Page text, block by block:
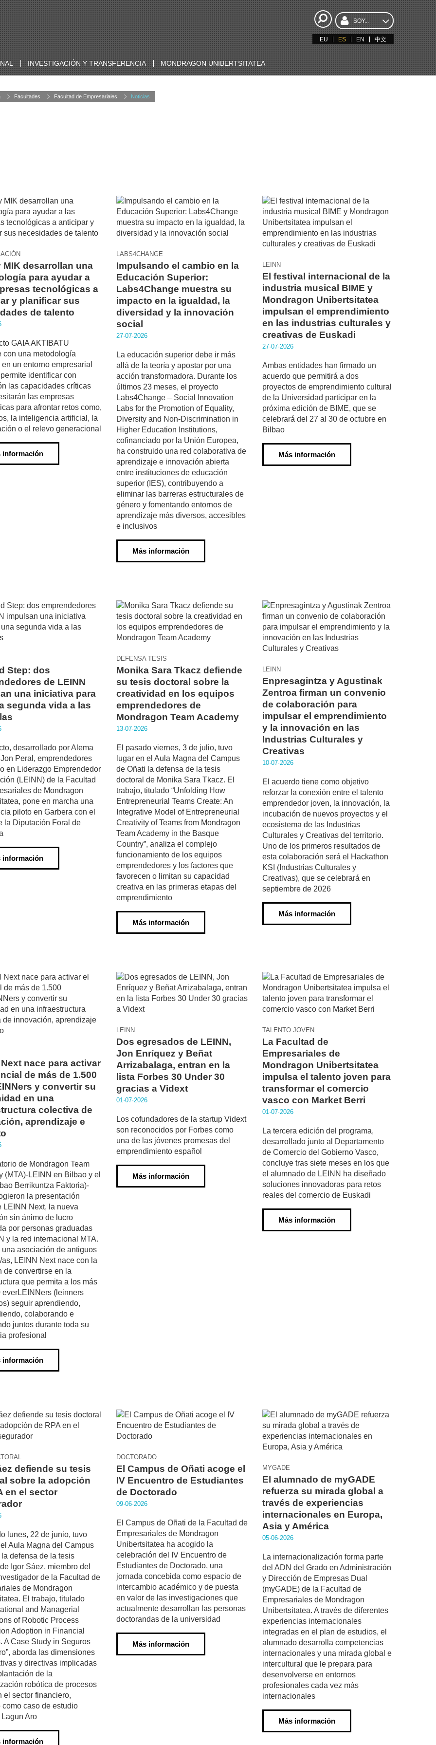
SOY...
EU ES EN 中文
INVESTIGACIÓN Y TRANSFERENCIA MONDRAGON UNIBERTSITATEA
Facultades Facultad de Empresariales Noticias
MIK desarrollan una
para ayudar a
tecnológicas a
y planificar sus
de talento
GAIA AKTIBATU
con una metodología
un entorno empresarial
identificar con
las capacidades críticas
las empresas
para afrontar retos como,
la inteligencia artificial, la
o el relevo generacional
información
LABS4CHANGE
Impulsando el cambio en la
Educación Superior:
Labs4Change muestra su
impacto en la igualdad, la
diversidad y la innovación
social
27·07·2026
La educación superior debe ir más
allá de la teoría y apostar por una
acción transformadora. Durante los
últimos 23 meses, el proyecto
Labs4Change – Social Innovation
Labs for the Promotion of Equality,
Diversity and Non-Discrimination in
Higher Education Institutions,
cofinanciado por la Unión Europea,
ha construido una red colaborativa de
aprendizaje e innovación abierta
entre instituciones de educación
superior (IES), contribuyendo a
eliminar las barreras estructurales de
género y fomentando entornos de
aprendizaje más diversos, accesibles
e inclusivos
Más información
LEINN
El festival internacional de la
industria musical BIME y
Mondragon Unibertsitatea
impulsan el emprendimiento
en las industrias culturales y
creativas de Euskadi
27·07·2026
Ambas entidades han firmado un
acuerdo que permitirá a dos
proyectos de emprendimiento cultural
de la Universidad participar en la
próxima edición de BIME, que se
celebrará del 27 al 30 de octubre en
Bilbao
Más información
Step: dos
de LEINN
una iniciativa para
segunda vida a las
desarrollado por Alema
Peral, emprendedores
en Liderazgo Emprendedor
(LEINN) de la Facultad
de Mondragon
pone en marcha una
piloto en Garbera con el
la Diputación Foral de
información
DEFENSA TESIS
Monika Sara Tkacz defiende
su tesis doctoral sobre la
creatividad en los equipos
emprendedores de
Mondragon Team Academy
13·07·2026
El pasado viernes, 3 de julio, tuvo
lugar en el Aula Magna del Campus
de Oñati la defensa de la tesis
doctoral de Monika Sara Tkacz. El
trabajo, titulado “Unfolding How
Entrepreneurial Teams Create: An
Integrative Model of Entrepreneurial
Creativity of Teams from Mondragon
Team Academy in the Basque
Country”, analiza el complejo
funcionamiento de los equipos
emprendedores y los factores que
favorecen o limitan su capacidad
creativa en las primeras etapas del
emprendimiento
Más información
LEINN
Enpresagintza y Agustinak
Zentroa firman un convenio
de colaboración para
impulsar el emprendimiento
y la innovación en las
Industrias Culturales y
Creativas
10·07·2026
El acuerdo tiene como objetivo
reforzar la conexión entre el talento
emprendedor joven, la innovación, la
incubación de nuevos proyectos y el
ecosistema de las Industrias
Culturales y Creativas del territorio.
Uno de los primeros resultados de
esta colaboración será el Hackathon
KSI (Industrias Culturales y
Creativas), que se celebrará en
septiembre de 2026
Más información
nace para activar
de más de 1.500
y convertir su
en una
colectiva de
aprendizaje e
de Mondragon Team
(MTA)-LEINN en Bilbao y el
Berrikuntza Faktoria)-
la presentación
LEINN Next, la nueva
sin ánimo de lucro
por personas graduadas
y la red internacional MTA.
una asociación de antiguos
LEINN Next nace con la
de convertirse en la
que permita a los más
everLEINNers (leinners
seguir aprendiendo,
colaborando e
juntos durante toda su
profesional
información
LEINN
Dos egresados de LEINN,
Jon Enríquez y Beñat
Arrizabalaga, entran en la
lista Forbes 30 Under 30
gracias a Vidext
01·07·2026
Los cofundadores de la startup Vidext
son reconocidos por Forbes como
una de las jóvenes promesas del
emprendimiento español
Más información
TALENTO JOVEN
La Facultad de
Empresariales de
Mondragon Unibertsitatea
impulsa el talento joven para
transformar el comercio
vasco con Market Berri
01·07·2026
La tercera edición del programa,
desarrollado junto al Departamento
de Comercio del Gobierno Vasco,
concluye tras siete meses en los que
el alumnado de LEINN ha diseñado
soluciones innovadoras para retos
reales del comercio de Euskadi
Más información
defiende su tesis
sobre la adopción
en el sector
lunes, 22 de junio, tuvo
Aula Magna del Campus
defensa de la tesis
Igor Sáez, miembro del
de la Facultad de
de Mondragon
El trabajo, titulado
and Managerial
of Robotic Process
Adoption in Financial
A Case Study in Seguros
aborda las dimensiones
y directivas implicadas
de la
robótica de procesos
el sector financiero,
como caso de estudio
Aro
información
DOCTORADO
El Campus de Oñati acoge el
IV Encuentro de Estudiantes
de Doctorado
09·06·2026
El Campus de Oñati de la Facultad de
Empresariales de Mondragon
Unibertsitatea ha acogido la
celebración del IV Encuentro de
Estudiantes de Doctorado, una
jornada concebida como espacio de
intercambio académico y de puesta
en valor de las investigaciones que
actualmente desarrollan las personas
doctorandas de la universidad
Más información
MYGADE
El alumnado de myGADE
refuerza su mirada global a
través de experiencias
internacionales en Europa,
Asia y América
05·06·2026
La internacionalización forma parte
del ADN del Grado en Administración
y Dirección de Empresas Dual
(myGADE) de la Facultad de
Empresariales de Mondragon
Unibertsitatea. A través de diferentes
experiencias internacionales
integradas en el plan de estudios, el
alumnado desarrolla competencias
internacionales y una mirada global e
intercultural que le prepara para
desenvolverse en entornos
profesionales cada vez más
internacionales
Más información